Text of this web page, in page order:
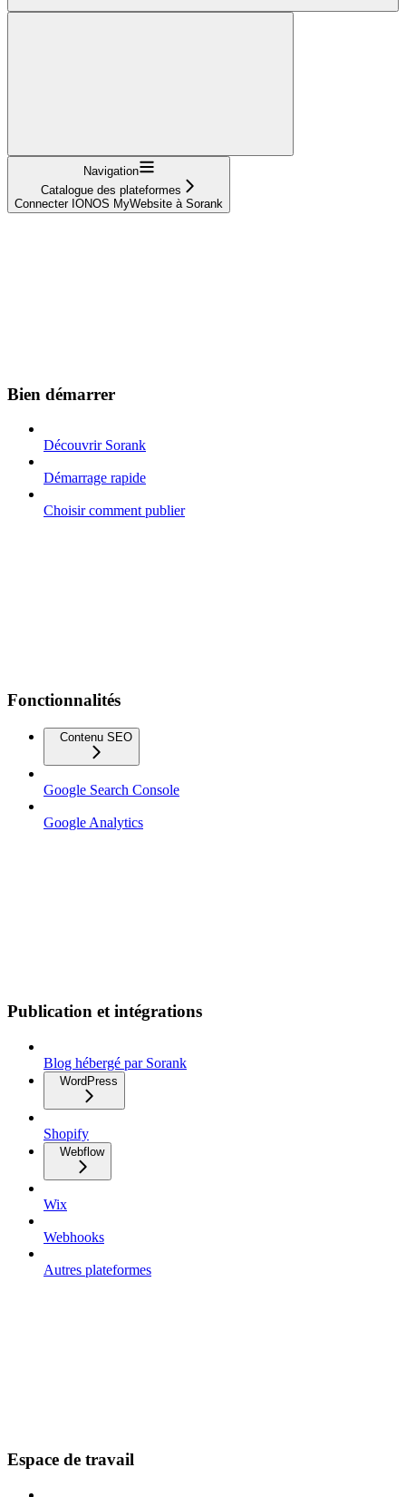
Navigation
Catalogue des plateformes
Connecter IONOS MyWebsite à Sorank
Bien démarrer
Découvrir Sorank
Démarrage rapide
Choisir comment publier
Fonctionnalités
Contenu SEO
Google Search Console
Google Analytics
Publication et intégrations
Blog hébergé par Sorank
WordPress
Shopify
Webflow
Wix
Webhooks
Autres plateformes
Espace de travail